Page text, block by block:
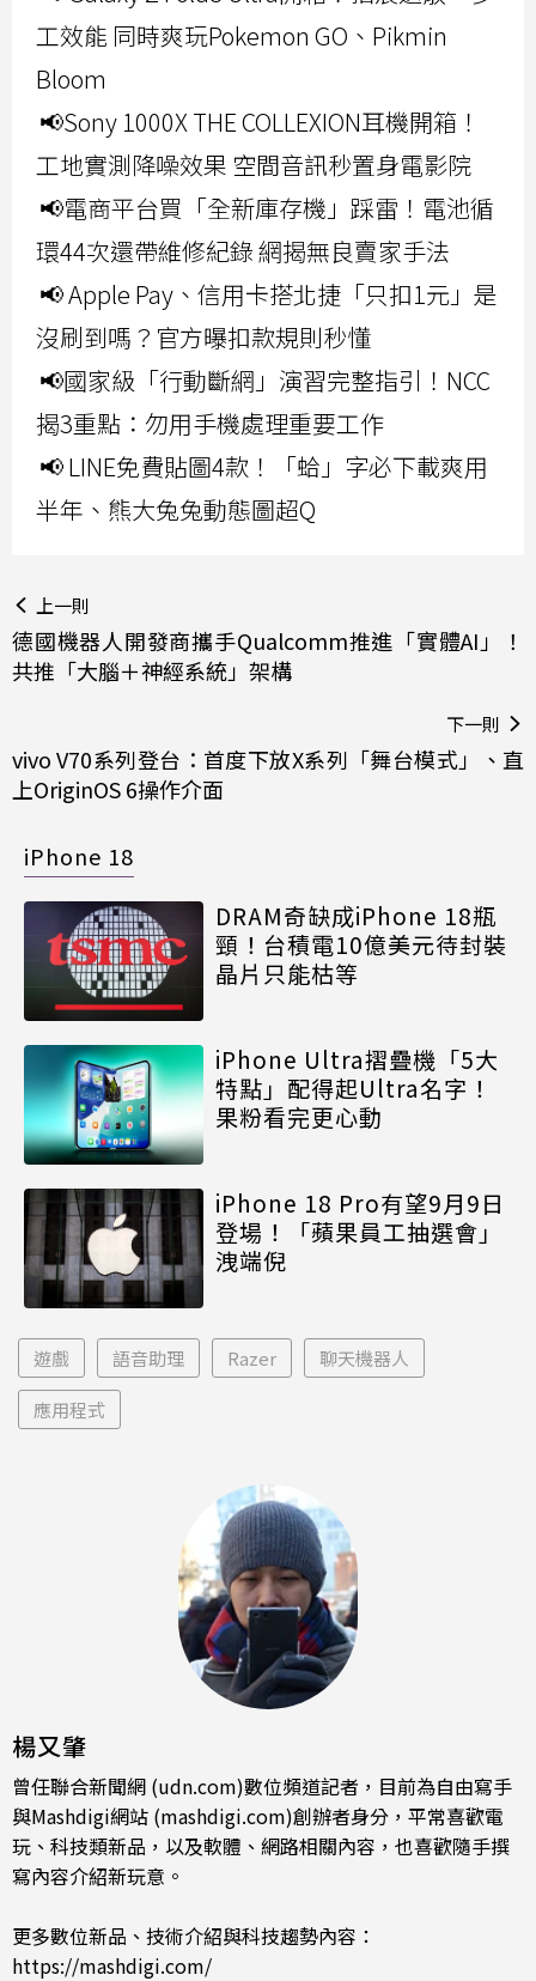
工效能 同時爽玩Pokemon GO、Pikmin
Bloom
📢Sony 1000X THE COLLEXION耳機開箱！
工地實測降噪效果 空間音訊秒置身電影院
📢電商平台買「全新庫存機」踩雷！電池循
環44次還帶維修紀錄 網揭無良賣家手法
📢 Apple Pay、信用卡搭北捷「只扣1元」是
沒刷到嗎？官方曝扣款規則秒懂
📢國家級「行動斷網」演習完整指引！NCC
揭3重點：勿用手機處理重要工作
📢 LINE免費貼圖4款！「蛤」字必下載爽用
半年、熊大兔兔動態圖超Q
上一則
德國機器人開發商攜手Qualcomm推進「實體AI」！
共推「大腦＋神經系統」架構
下一則
vivo V70系列登台：首度下放X系列「舞台模式」、直
上OriginOS 6操作介面
iPhone 18
DRAM奇缺成iPhone 18瓶
頸！台積電10億美元待封裝
晶片只能枯等
iPhone Ultra摺疊機「5大
特點」配得起Ultra名字！
果粉看完更心動
iPhone 18 Pro有望9月9日
登場！「蘋果員工抽選會」
洩端倪
遊戲 語音助理 Razer 聊天機器人
應用程式
楊又肇
曾任聯合新聞網 (udn.com)數位頻道記者，目前為自由寫手
與Mashdigi網站 (mashdigi.com)創辦者身分，平常喜歡電
玩、科技類新品，以及軟體、網路相關內容，也喜歡隨手撰
寫內容介紹新玩意。
更多數位新品、技術介紹與科技趨勢內容：
https://mashdigi.com/